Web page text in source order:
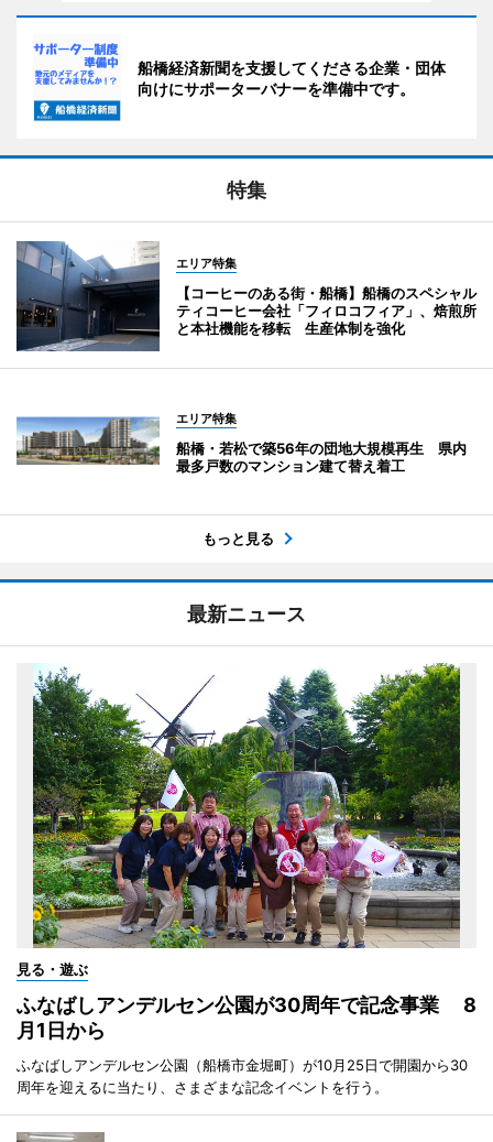
船橋経済新聞を支援してくださる企業・団体
向けにサポーターバナーを準備中です。
特集
エリア特集
【コーヒーのある街・船橋】船橋のスペシャル
ティコーヒー会社「フィロコフィア」、焙煎所
と本社機能を移転 生産体制を強化
エリア特集
船橋・若松で築56年の団地大規模再生 県内
最多戸数のマンション建て替え着工
もっと見る
最新ニュース
見る・遊ぶ
ふなばしアンデルセン公園が30周年で記念事業 8
月1日から
ふなばしアンデルセン公園（船橋市金堀町）が10月25日で開園から30
周年を迎えるに当たり、さまざまな記念イベントを行う。